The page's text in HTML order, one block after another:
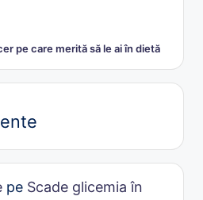
pe care merită să le ai în dietă
pe Scade glicemia în